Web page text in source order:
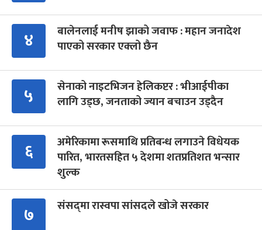
४
बालेनलाई मनीष झाको जवाफ : महान जनादेश
पाएको सरकार एक्लो छैन
५
सेनाको नाइटभिजन हेलिकप्टर : भीआईपीका
लागि उड्छ, जनताको ज्यान बचाउन उड्दैन
६
अमेरिकामा रूसमाथि प्रतिबन्ध लगाउने विधेयक
पारित, भारतसहित ५ देशमा शतप्रतिशत भन्सार
शुल्क
७ संसद्‍मा रास्वपा सांसदले खोजे सरकार